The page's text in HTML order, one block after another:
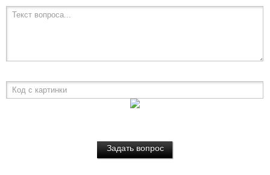
Текст вопроса...
Код с картинки